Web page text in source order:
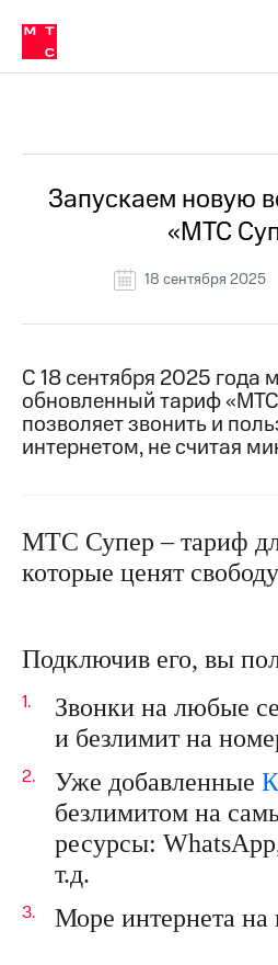
связь
Сервисы и подписки
30% на связь
кабинеты
Мобильная
и
Спутниковое
МТС
Деньги
номер
в МТС
Тарифы
Роуминг
Семейная
Заказать
SIM-
Оформить
SIM-
карта
для
иностранцев
чистый
в МТС
Услуги
приложение
Мой
МТС
Акции
Тарифы
RED,
РИИЛ
дешевле
с карты
МТС
Выберите
и подключите
ТВ
с выгодным
Запускаем новую
«МТС
18 сентября 2025
С 18 сентября 2025
обновленный тариф
позволяет звонить и
интернетом, не считая
МТС Супер – тариф
которые ценят
Подключив его, вы
Звонки на любые
и безлимит на
Уже добавленные
безлимитом на
ресурсы:
т.д.
Море интернета на